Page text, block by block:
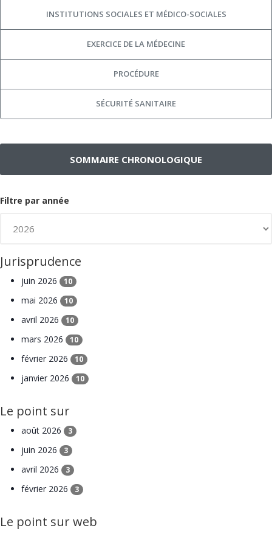
INSTITUTIONS SOCIALES ET MÉDICO-SOCIALES
EXERCICE DE LA MÉDECINE
PROCÉDURE
SÉCURITÉ SANITAIRE
SOMMAIRE CHRONOLOGIQUE
Filtre par année
Jurisprudence
juin 2026 10
mai 2026 10
avril 2026 10
mars 2026 10
février 2026 10
janvier 2026 10
Le point sur
août 2026 3
juin 2026 3
avril 2026 3
février 2026 3
Le point sur web